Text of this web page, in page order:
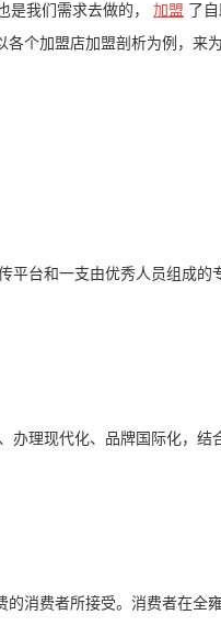
我们需求去做的， 加盟 了
个加盟店加盟剖析为例，来
平台和一支由优秀人员组成的
办理现代化、品牌国际化，结
消费者所接受。消费者在全